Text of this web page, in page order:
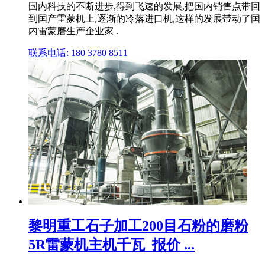
国内科技的不断进步,得到飞速的发展,把国内销售点带回
到国产雷蒙机上,逐渐的冷落进口机,这样的发展带动了国
内雷蒙磨生产企业家 .
联系电话: 180 3780 8511
黎明重工石子加工200目石粉的磨粉
5R雷蒙机主机千瓦_报价 ...